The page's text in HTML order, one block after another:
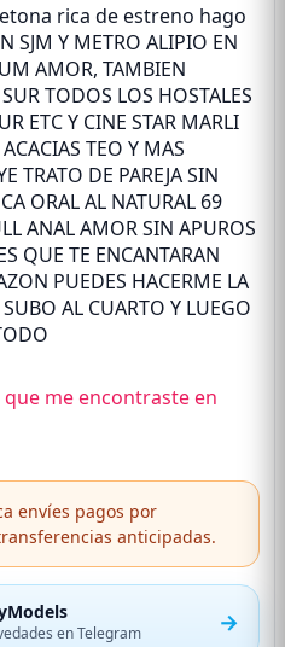
rica de estreno hago
SJM Y METRO ALIPIO EN
AMOR, TAMBIEN
TODOS LOS HOSTALES
ETC Y CINE STAR MARLI
TEO Y MAS
TRATO DE PAREJA SIN
ORAL AL NATURAL 69
ANAL AMOR SIN APUROS
QUE TE ENCANTARAN
PUEDES HACERME LA
AL CUARTO Y LUEGO
me encontraste en
envíes pagos por
anticipadas.
en Telegram →